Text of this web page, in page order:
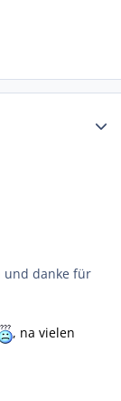
und danke für
, na vielen